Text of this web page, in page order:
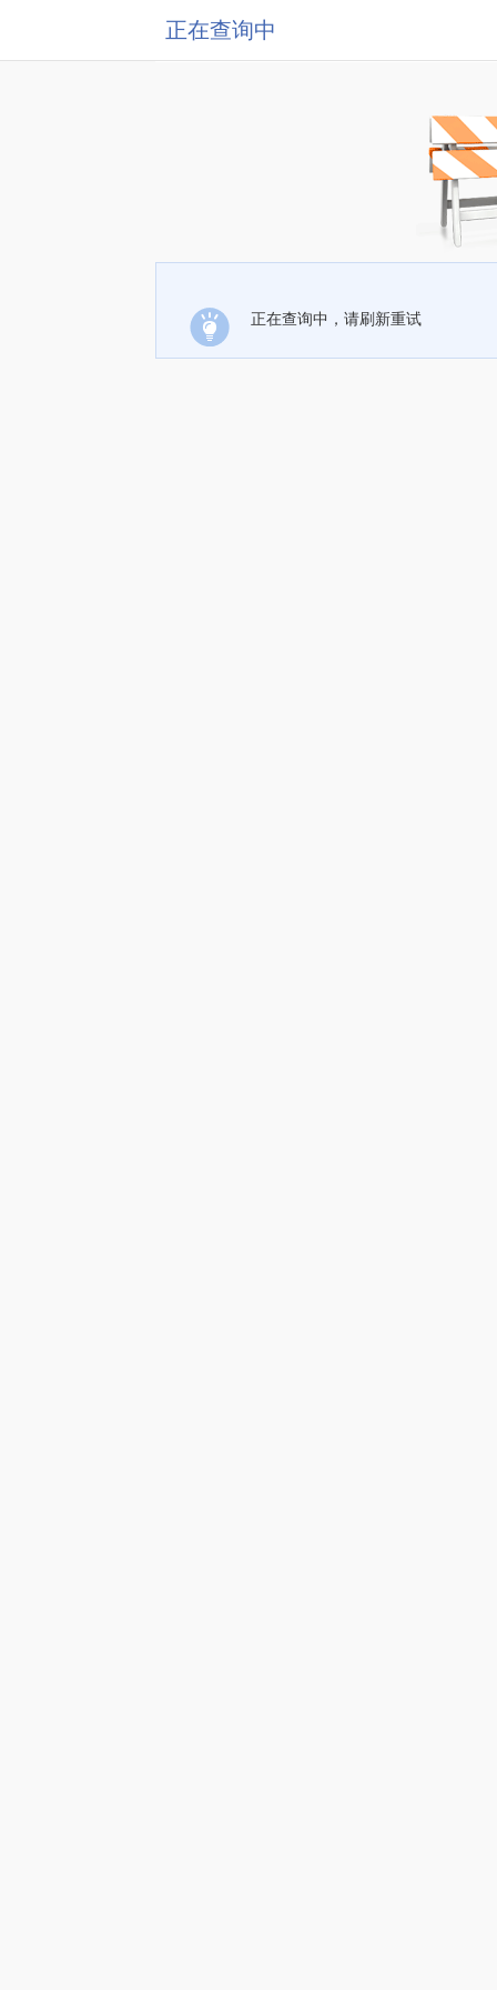
正在查询中
正在查询中，请刷新重试